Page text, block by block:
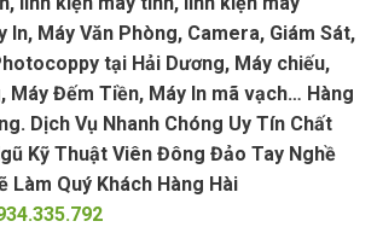
In, Máy Văn Phòng, Camera, Giám Sát,
tại Hải Dương, Máy chiếu,
Máy Đếm Tiền, Máy In mã vạch… Hàng
Dịch Vụ Nhanh Chóng Uy Tín Chất
Kỹ Thuật Viên Đông Đảo Tay Nghề
Làm Quý Khách Hàng Hài